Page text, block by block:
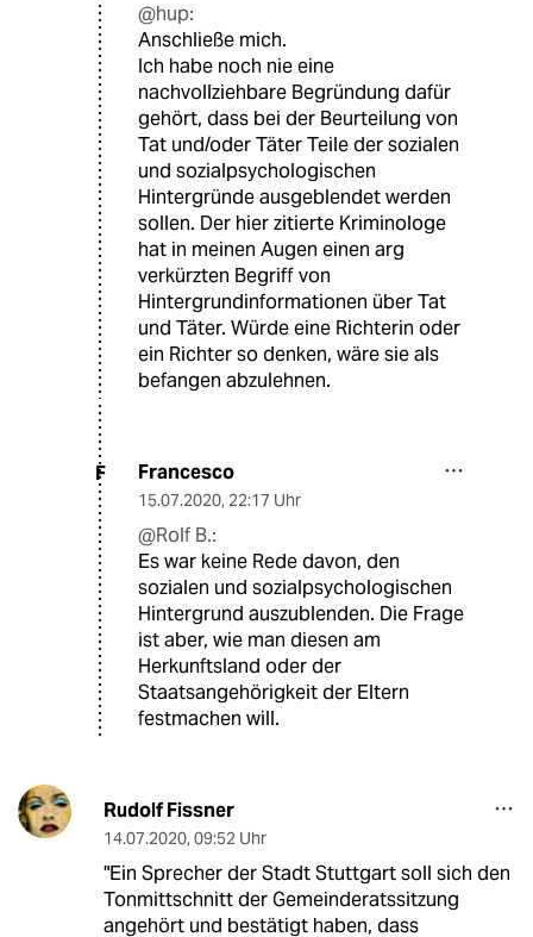
@hup:
Anschließe mich.
Ich habe noch nie eine
nachvollziehbare Begründung dafür
gehört, dass bei der Beurteilung von
Tat und/oder Täter Teile der sozialen
und sozialpsychologischen
Hintergründe ausgeblendet werden
sollen. Der hier zitierte Kriminologe
hat in meinen Augen einen arg
verkürzten Begriff von
Hintergrundinformationen über Tat
und Täter. Würde eine Richterin oder
ein Richter so denken, wäre sie als
befangen abzulehnen.
F Francesco
15.07.2020, 22:17 Uhr
@Rolf B.:
Es war keine Rede davon, den
sozialen und sozialpsychologischen
Hintergrund auszublenden. Die Frage
ist aber, wie man diesen am
Herkunftsland oder der
Staatsangehörigkeit der Eltern
festmachen will.
Rudolf Fissner
14.07.2020, 09:52 Uhr
"Ein Sprecher der Stadt Stuttgart soll sich den
Tonmittschnitt der Gemeinderatssitzung
angehört und bestätigt haben, dass